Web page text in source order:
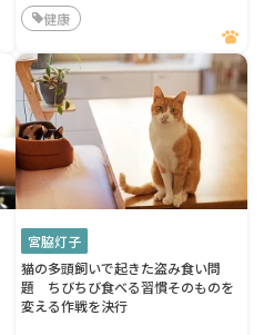
健康
宮脇灯子
猫の多頭飼いで起きた盗み食い問
題 ちびちび食べる習慣そのものを
変える作戦を決行